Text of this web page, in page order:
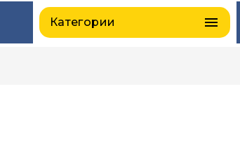
Категории 